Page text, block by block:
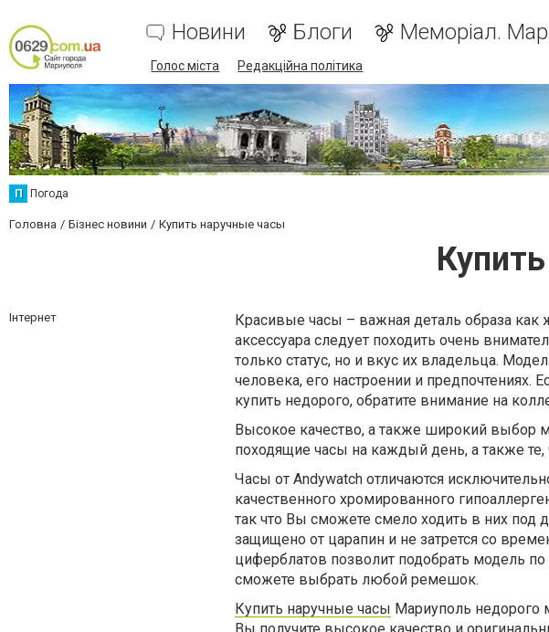
Новини Блоги Меморіал.
Голос міста Редакційна політика
П Погода
Головна Бізнес новини Купить наручные часы
Інтернет
Красивые часы – важная деталь образа
аксессуара следует походить очень
только статус, но и вкус их владельца.
человека, его настроении и
купить недорого, обратите внимание на
Высокое качество, а также широкий выбор
походящие часы на каждый день, а также
Часы от Andywatch отличаются
качественного хромированного
так что Вы сможете смело ходить в них
защищено от царапин и не затрется со
циферблатов позволит подобрать модель
сможете выбрать любой ремешок.
Купить наручные часы Мариуполь недорого